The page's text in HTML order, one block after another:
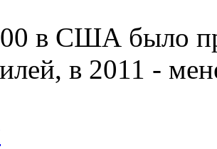
в США было
в 2011 -